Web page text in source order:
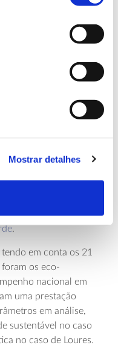
Mostrar detalhes
contou com mais
nove do que em
positivo no que diz
e Região
56
.
em conta os 21
os eco-
nacional em
uma prestação
em análise,
sustentável no caso
no caso de Loures.